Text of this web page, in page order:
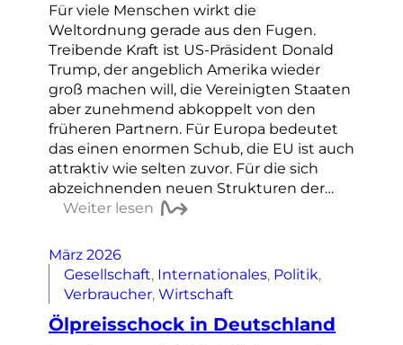
Für viele Menschen wirkt die
Weltordnung gerade aus den Fugen.
Treibende Kraft ist US-Präsident Donald
Trump, der angeblich Amerika wieder
groß machen will, die Vereinigten Staaten
aber zunehmend abkoppelt von den
früheren Partnern. Für Europa bedeutet
das einen enormen Schub, die EU ist auch
attraktiv wie selten zuvor. Für die sich
abzeichnenden neuen Strukturen der…
Weiter lesen
März 2026
Gesellschaft, Internationales, Politik
Verbraucher, Wirtschaft
Ölpreisschock in Deutschland